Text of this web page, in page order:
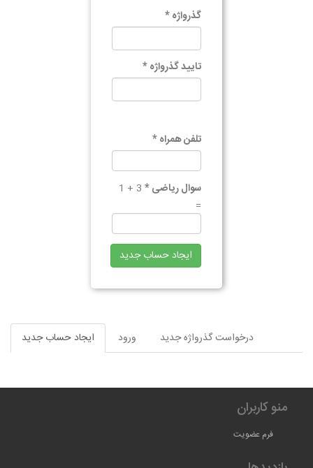
گذرواژه*
تایید گذرواژه*
تلفن همراه*
سوال ریاضی*
3 + 1
=
ایجاد حساب جدید
ایجاد حساب جدید
فعال)
ورود درخواست گذرواژه جدید
منو کاربران
فرم عضویت